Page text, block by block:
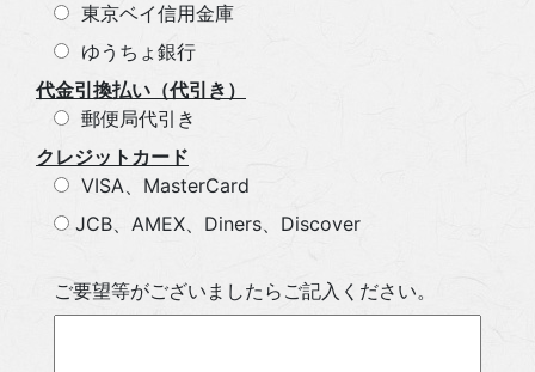
東京ベイ信用金庫
ゆうちょ銀行
代金引換払い（代引き）
郵便局代引き
クレジットカード
VISA、MasterCard
JCB、 AMEX、Diners、Discover
ご要望等がございましたらご記入ください。